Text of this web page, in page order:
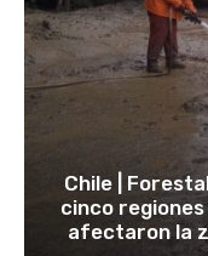
Chile |
cinco
afectaron la